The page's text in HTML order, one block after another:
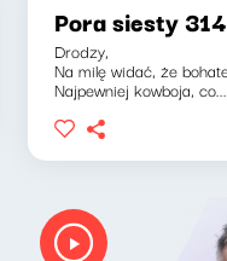
Pora siesty 314
Drodzy,
Na milę widać, że
Najpewniej kowboja, co...